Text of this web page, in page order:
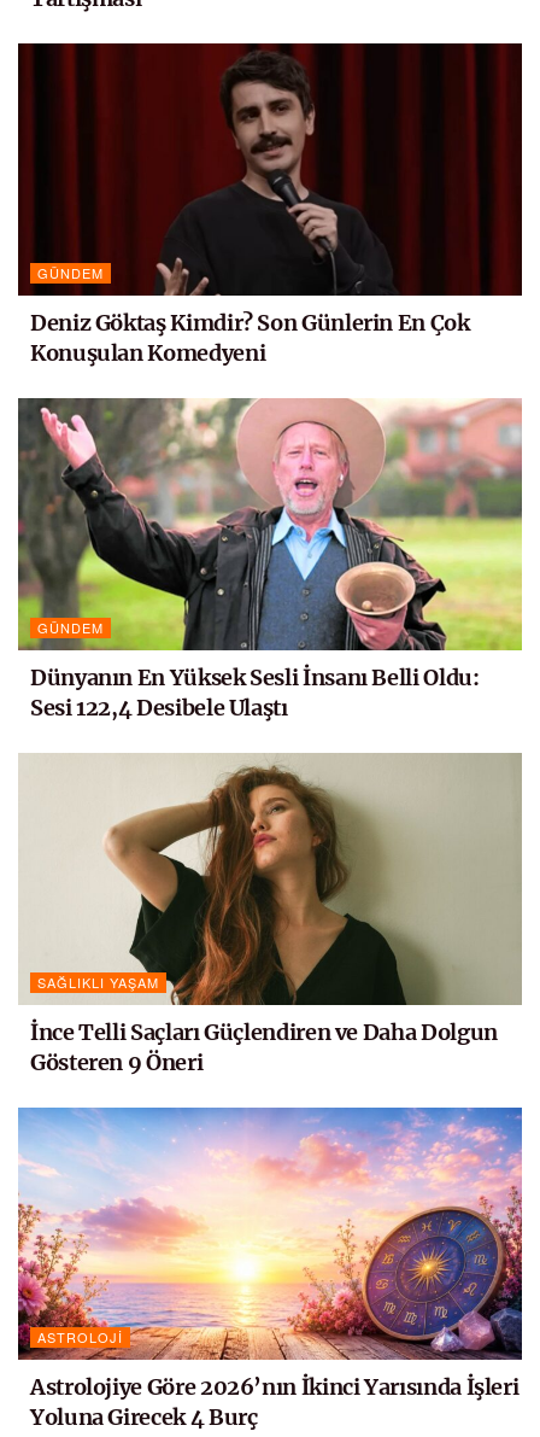
GÜNDEM
Deniz Göktaş Kimdir? Son Günlerin En Çok
Konuşulan Komedyeni
GÜNDEM
Dünyanın En Yüksek Sesli İnsanı Belli Oldu:
Sesi 122,4 Desibele Ulaştı
SAĞLIKLI YAŞAM
İnce Telli Saçları Güçlendiren ve Daha Dolgun
Gösteren 9 Öneri
ASTROLOJI
Astrolojiye Göre 2026’nın İkinci Yarısında İşleri
Yoluna Girecek 4 Burç